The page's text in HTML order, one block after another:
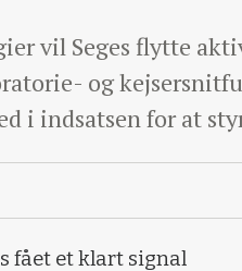
vil Seges flytte
og
i indsatsen for at
fået et klart signal